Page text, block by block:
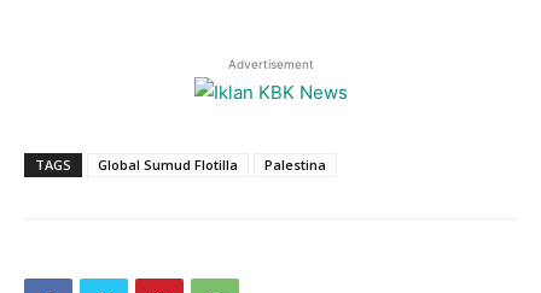
Advertisement
TAGS Global Sumud Flotilla Palestina